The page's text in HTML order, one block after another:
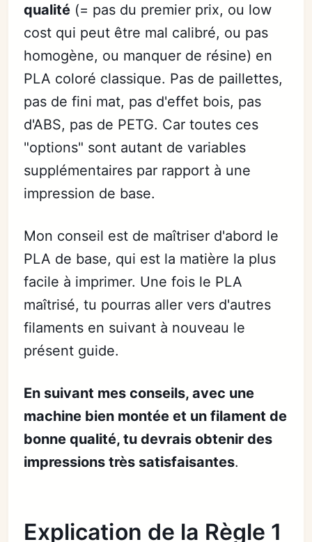
qualité (= pas du premier prix, ou low
cost qui peut être mal calibré, ou pas
homogène, ou manquer de résine) en
PLA coloré classique. Pas de paillettes,
pas de fini mat, pas d'effet bois, pas
d'ABS, pas de PETG. Car toutes ces
"options" sont autant de variables
supplémentaires par rapport à une
impression de base.
Mon conseil est de maîtriser d'abord le
PLA de base, qui est la matière la plus
facile à imprimer. Une fois le PLA
maîtrisé, tu pourras aller vers d'autres
filaments en suivant à nouveau le
présent guide.
En suivant mes conseils, avec une
machine bien montée et un filament de
bonne qualité, tu devrais obtenir des
impressions très satisfaisantes.
Explication de la Règle 1